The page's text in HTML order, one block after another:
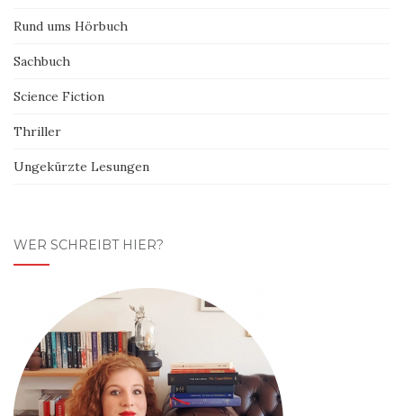
Rund ums Hörbuch
Sachbuch
Science Fiction
Thriller
Ungekürzte Lesungen
WER SCHREIBT HIER?